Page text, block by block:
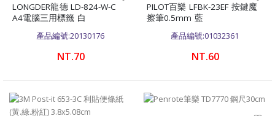
LONGDER龍德 LD-824-W-C
A4電腦三用標籤 白
產品編號:20130176
NT.70
PILOT百樂 LFBK-23EF 按鍵魔
擦筆0.5mm 藍
產品編號:01032361
NT.60